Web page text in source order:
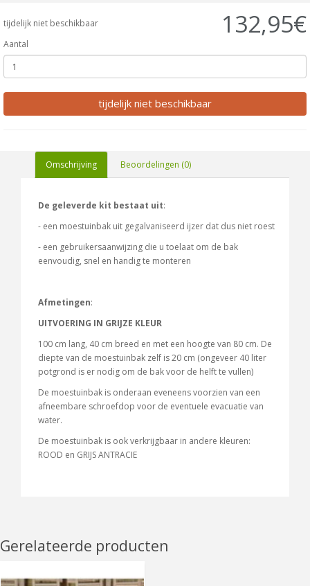
tijdelijk niet beschikbaar 132,95€
Aantal
tijdelijk niet beschikbaar
Omschrijving Beoordelingen (0)
De geleverde kit bestaat uit:
- een moestuinbak uit gegalvaniseerd ijzer dat dus niet roest
- een gebruikersaanwijzing die u toelaat om de bak
eenvoudig, snel en handig te monteren
Afmetingen:
UITVOERING IN GRIJZE KLEUR
100 cm lang, 40 cm breed en met een hoogte van 80 cm. De
diepte van de moestuinbak zelf is 20 cm (ongeveer 40 liter
potgrond is er nodig om de bak voor de helft te vullen)
De moestuinbak is onderaan eveneens voorzien van een
afneembare schroefdop voor de eventuele evacuatie van
water.
De moestuinbak is ook verkrijgbaar in andere kleuren:
ROOD en GRIJS ANTRACIE
Gerelateerde producten